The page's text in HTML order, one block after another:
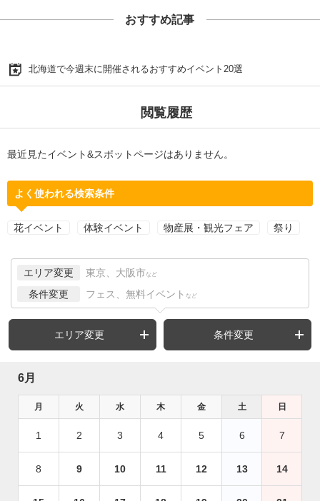
おすすめ記事
北海道で今週末に開催されるおすすめイベント20選
閲覧履歴
最近見たイベント&スポットページはありません。
よく使われる検索条件
花イベント 体験イベント 物産展・観光フェア 祭り
エリア変更 東京、大阪市 など
条件変更 フェス、無料イベント など
エリア変更 条件変更
6月
月 火 水 木 金 土 日
1 2 3 4 5 6 7
8 9 10 11 12 13 14